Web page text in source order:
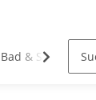
Bad & Sanitär